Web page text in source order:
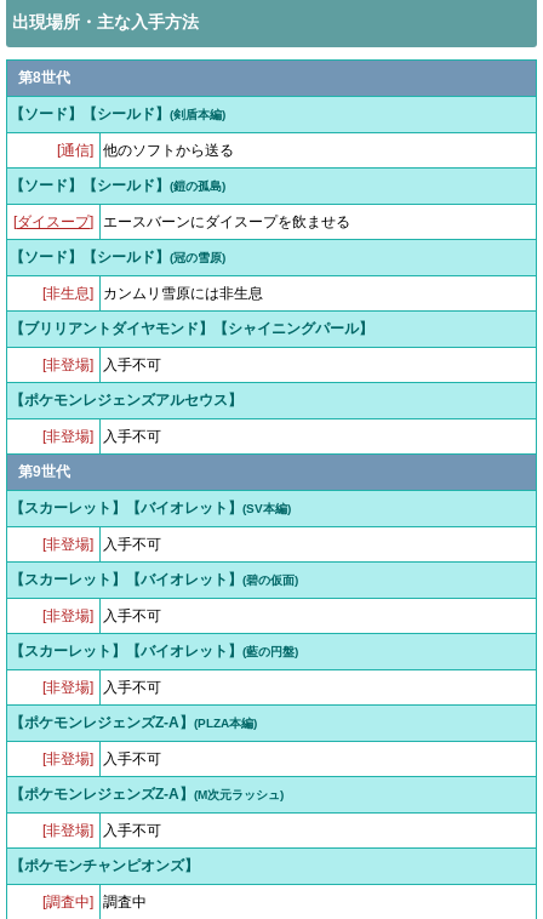
出現場所・主な入手方法
第8世代
【ソード】【シールド】 (剣盾本編)
[通信] 他のソフトから送る
【ソード】【シールド】 (鎧の孤島)
[ダイスープ] エースバーンにダイスープを飲ませる
【ソード】【シールド】 (冠の雪原)
[非生息] カンムリ雪原には非生息
【ブリリアントダイヤモンド】【シャイニングパール】
[非登場] 入手不可
【ポケモンレジェンズアルセウス】
[非登場] 入手不可
第9世代
【スカーレット】【バイオレット】 (SV本編)
[非登場] 入手不可
【スカーレット】【バイオレット】 (碧の仮面)
[非登場] 入手不可
【スカーレット】【バイオレット】 (藍の円盤)
[非登場] 入手不可
【ポケモンレジェンズZ-A】 (PLZA本編)
[非登場] 入手不可
【ポケモンレジェンズZ-A】 (M次元ラッシュ)
[非登場] 入手不可
【ポケモンチャンピオンズ】
[調査中] 調査中